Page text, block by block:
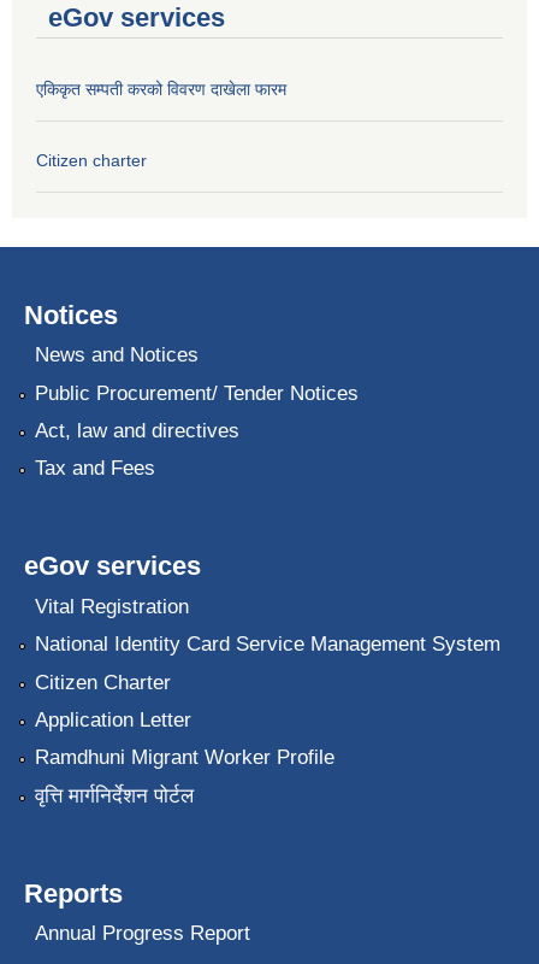
eGov services
एकिकृत सम्पती करको विवरण दाखेला फारम
Citizen charter
Notices
News and Notices
Public Procurement/ Tender Notices
Act, law and directives
Tax and Fees
eGov services
Vital Registration
National Identity Card Service Management System
Citizen Charter
Application Letter
Ramdhuni Migrant Worker Profile
वृत्ति मार्गनिर्देशन पोर्टल
Reports
Annual Progress Report